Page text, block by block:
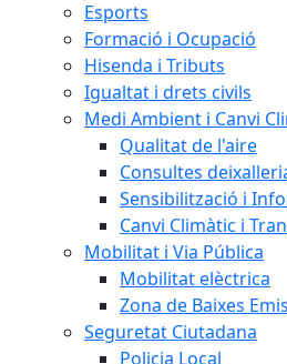
Esports
Formació i Ocupació
Hisenda i Tributs
Igualtat i drets civils
Medi Ambient i Canvi
Qualitat de l'aire
Consultes
Sensibilització i
Canvi Climàtic i
Mobilitat i Via Pública
Mobilitat elèctrica
Zona de Baixes
Seguretat Ciutadana
Policia Local